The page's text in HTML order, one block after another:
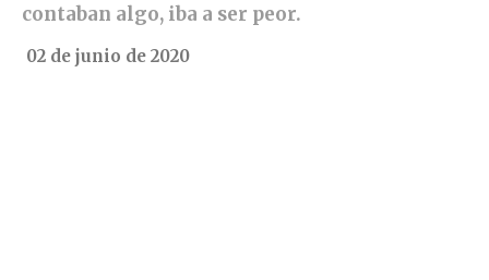
contaban algo, iba a ser peor.
02 de junio de 2020